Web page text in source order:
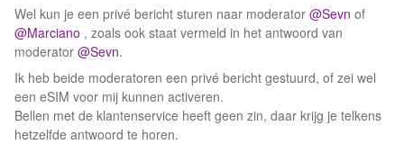
Wel kun je een privé bericht sturen naar moderator ​ @Sevn of ​
@Marciano , zoals ook staat vermeld in het antwoord van
moderator ​ @Sevn.
Ik heb beide moderatoren een privé bericht gestuurd, of zei wel
een eSIM voor mij kunnen activeren.
Bellen met de klantenservice heeft geen zin, daar krijg je telkens
hetzelfde antwoord te horen.